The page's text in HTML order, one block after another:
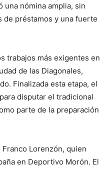
una nómina amplia, sin
préstamos y una fuerte
trabajos más exigentes en
de las Diagonales,
Finalizada esta etapa, el
disputar el tradicional
parte de la preparación
Lorenzón, quien
en Deportivo Morón. El